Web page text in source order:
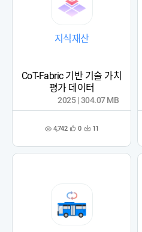
지식재산
CoT-Fabric 기반 기술 가치
평가 데이터
조 4,742 관
록
0 다 11
2025 | 304.07 MB